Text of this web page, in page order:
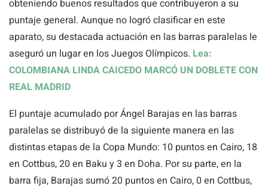
obteniendo buenos resultados que contribuyeron a su
puntaje general. Aunque no logró clasificar en este
aparato, su destacada actuación en las barras paralelas le
aseguró un lugar en los Juegos Olímpicos. Lea:
COLOMBIANA LINDA CAICEDO MARCÓ UN DOBLETE CON
REAL MADRID
El puntaje acumulado por Ángel Barajas en las barras
paralelas se distribuyó de la siguiente manera en las
distintas etapas de la Copa Mundo: 10 puntos en Cairo, 18
en Cottbus, 20 en Baku y 3 en Doha. Por su parte, en la
barra fija, Barajas sumó 20 puntos en Cairo, 0 en Cottbus,